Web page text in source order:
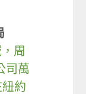
周
司萬
約